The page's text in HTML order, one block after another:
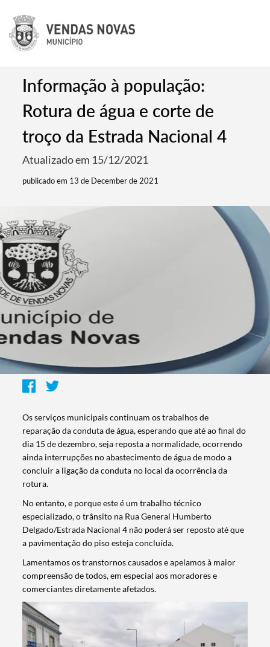
Informação à população:
Rotura de água e corte de
troço da Estrada Nacional 4
Atualizado em 15/12/2021
publicado em 13 de December de 2021
Os serviços municipais continuam os trabalhos de
reparação da conduta de água, esperando que até ao final do
dia 15 de dezembro, seja reposta a normalidade, ocorrendo
ainda interrupções no abastecimento de água de modo a
concluir a ligação da conduta no local da ocorrência da
rotura.
No entanto, e porque este é um trabalho técnico
especializado, o trânsito na Rua General Humberto
Delgado/Estrada Nacional 4 não poderá ser reposto até que
a pavimentação do piso esteja concluída.
Lamentamos os transtornos causados e apelamos à maior
compreensão de todos, em especial aos moradores e
comerciantes diretamente afetados.